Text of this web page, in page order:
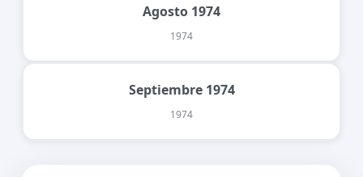
Agosto 1974
1974
Septiembre 1974
1974